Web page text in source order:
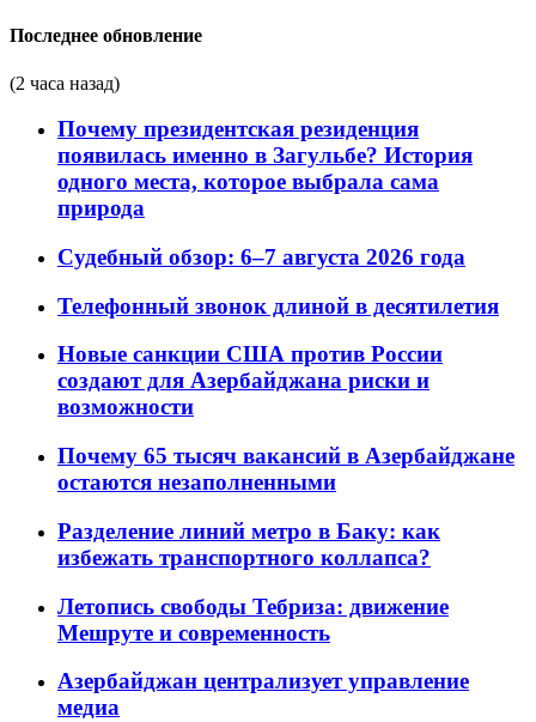
Последнее обновление
(2 часа назад)
Почему президентская резиденция
появилась именно в Загульбе? История
одного места, которое выбрала сама
природа
Судебный обзор: 6–7 августа 2026 года
Телефонный звонок длиной в десятилетия
Новые санкции США против России
создают для Азербайджана риски и
возможности
Почему 65 тысяч вакансий в Азербайджане
остаются незаполненными
Разделение линий метро в Баку: как
избежать транспортного коллапса?
Летопись свободы Тебриза: движение
Мешруте и современность
Азербайджан централизует управление
медиа